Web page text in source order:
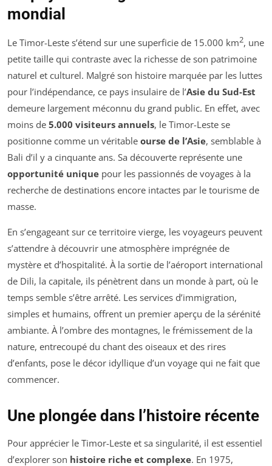
mondial
Le Timor-Leste s’étend sur une superficie de 15.000 km2, une
petite taille qui contraste avec la richesse de son patrimoine
naturel et culturel. Malgré son histoire marquée par les luttes
pour l’indépendance, ce pays insulaire de l’Asie du Sud-Est
demeure largement méconnu du grand public. En effet, avec
moins de 5.000 visiteurs annuels, le Timor-Leste se
positionne comme un véritable ourse de l’Asie, semblable à
Bali d’il y a cinquante ans. Sa découverte représente une
opportunité unique pour les passionnés de voyages à la
recherche de destinations encore intactes par le tourisme de
masse.
En s’engageant sur ce territoire vierge, les voyageurs peuvent
s’attendre à découvrir une atmosphère imprégnée de
mystère et d’hospitalité. À la sortie de l’aéroport international
de Dili, la capitale, ils pénètrent dans un monde à part, où le
temps semble s’être arrêté. Les services d’immigration,
simples et humains, offrent un premier aperçu de la sérénité
ambiante. À l’ombre des montagnes, le frémissement de la
nature, entrecoupé du chant des oiseaux et des rires
d’enfants, pose le décor idyllique d’un voyage qui ne fait que
commencer.
Une plongée dans l’histoire récente
Pour apprécier le Timor-Leste et sa singularité, il est essentiel
d’explorer son histoire riche et complexe. En 1975,